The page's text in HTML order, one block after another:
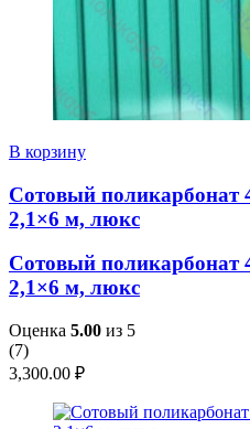
В корзину
Сотовый поликарбонат
2,1×6 м, люкс
Сотовый поликарбонат
2,1×6 м, люкс
Оценка 5.00 из 5
(7)
3,300.00 ₽